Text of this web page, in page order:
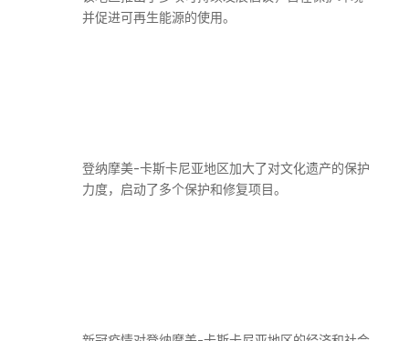
并促进可再生能源的使用。
登纳摩美-卡斯卡尼亚地区加大了对文化遗产的保护
力度，启动了多个保护和修复项目。